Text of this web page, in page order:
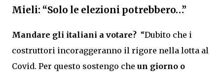
Mieli: “Solo le elezioni potrebbero…”
Mandare gli italiani a votare? “Dubito che i
costruttori incoraggeranno il rigore nella lotta al
Covid. Per questo sostengo che un giorno o